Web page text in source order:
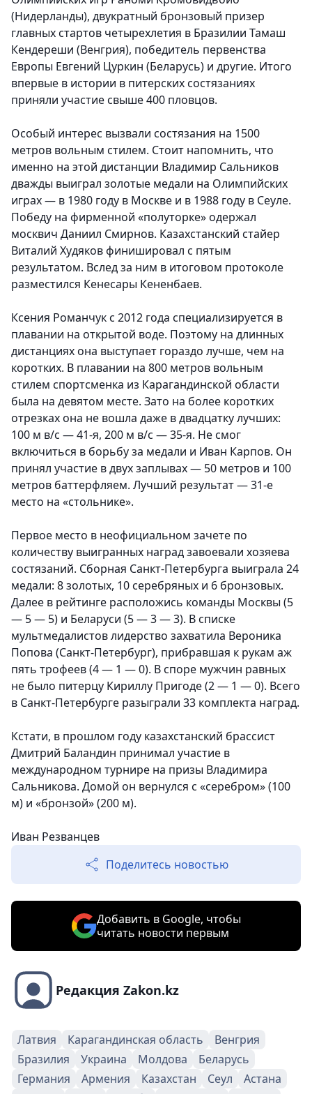
(Нидерланды), двукратный бронзовый призер
главных стартов четырехлетия в Бразилии Тамаш
Кендереши (Венгрия), победитель первенства
Европы Евгений Цуркин (Беларусь) и другие. Итого
впервые в истории в питерских состязаниях
приняли участие свыше 400 пловцов.
Особый интерес вызвали состязания на 1500
метров вольным стилем. Стоит напомнить, что
именно на этой дистанции Владимир Сальников
дважды выиграл золотые медали на Олимпийских
играх — в 1980 году в Москве и в 1988 году в Сеуле.
Победу на фирменной «полуторке» одержал
москвич Даниил Смирнов. Казахстанский стайер
Виталий Худяков финишировал с пятым
результатом. Вслед за ним в итоговом протоколе
разместился Кенесары Кененбаев.
Ксения Романчук с 2012 года специализируется в
плавании на открытой воде. Поэтому на длинных
дистанциях она выступает гораздо лучше, чем на
коротких. В плавании на 800 метров вольным
стилем спортсменка из Карагандинской области
была на девятом месте. Зато на более коротких
отрезках она не вошла даже в двадцатку лучших:
100 м в/с — 41-я, 200 м в/с — 35-я. Не смог
включиться в борьбу за медали и Иван Карпов. Он
принял участие в двух заплывах — 50 метров и 100
метров баттерфляем. Лучший результат — 31-е
место на «стольнике».
Первое место в неофициальном зачете по
количеству выигранных наград завоевали хозяева
состязаний. Сборная Санкт-Петербурга выиграла 24
медали: 8 золотых, 10 серебряных и 6 бронзовых.
Далее в рейтинге расположись команды Москвы (5
— 5 — 5) и Беларуси (5 — 3 — 3). В списке
мультмедалистов лидерство захватила Вероника
Попова (Санкт-Петербург), прибравшая к рукам аж
пять трофеев (4 — 1 — 0). В споре мужчин равных
не было питерцу Кириллу Пригоде (2 — 1 — 0). Всего
в Санкт-Петербурге разыграли 33 комплекта наград.
Кстати, в прошлом году казахстанский брассист
Дмитрий Баландин принимал участие в
международном турнире на призы Владимира
Сальникова. Домой он вернулся с «серебром» (100
м) и «бронзой» (200 м).
Иван Резванцев
Поделитесь новостью
Добавить в Google, чтобы
читать новости первым
Редакция Zakon.kz
Латвия Карагандинская область
Венгрия
Бразилия
Украина Молдова
Беларусь
Германия
Армения Казахстан Сеул
Астана